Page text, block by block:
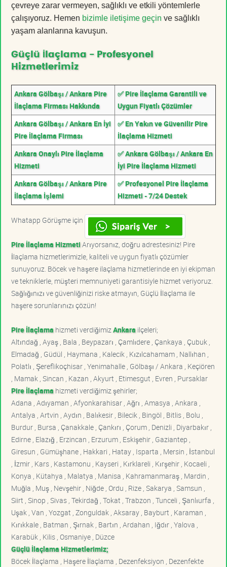
çevreye zarar vermeyen, sağlıklı ve etkili yöntemlerle
çalışıyoruz. Hemen bizimle iletişime geçin ve sağlıklı
yaşam alanlarına kavuşun.
Güçlü İlaçlama - Profesyonel
Hizmetlerimiz
Ankara Gölbaşı / Ankara Pire
İlaçlama Firması Hakkında
✅ Pire İlaçlama Garantili ve
Uygun Fiyatlı Çözümler
Ankara Gölbaşı / Ankara En İyi
Pire İlaçlama Firması
✅ En Yakın ve Güvenilir Pire
İlaçlama Hizmeti
Ankara Onaylı Pire İlaçlama
Hizmeti
✅ Ankara Gölbaşı / Ankara En
İyi Pire İlaçlama Hizmeti
Ankara Gölbaşı / Ankara Pire
İlaçlama İşlemi
✅ Profesyonel Pire İlaçlama
Hizmeti - 7/24 Destek
Whatapp Görüşme için
Pire İlaçlama HizmetiArıyorsanız, doğru adrestesiniz! Pire
İlaçlama hizmetlerimizle, kaliteli ve uygun fiyatlı çözümler
sunuyoruz. Böcek ve haşere ilaçlama hizmetlerinde en iyi ekipman
ve tekniklerle, müşteri memnuniyeti garantisiyle hizmet veriyoruz.
Sağlığınızı ve güvenliğinizi riske atmayın, Güçlü İlaçlama ile
haşere sorunlarınızı çözün!
Pire İlaçlama hizmeti verdiğimiz Ankara ilçeleri;
Altındağ , Ayaş , Bala , Beypazarı , Çamlıdere , Çankaya , Çubuk ,
Elmadağ , Güdül , Haymana , Kalecik , Kızılcahamam , Nallıhan ,
Polatlı , Şereflikoçhisar , Yenimahalle , Gölbaşı / Ankara , Keçiören
, Mamak , Sincan , Kazan , Akyurt , Etimesgut , Evren , Pursaklar
Pire İlaçlama hizmeti verdiğimiz şehirler;
Adana , Adıyaman , Afyonkarahisar , Ağrı , Amasya , Ankara ,
Antalya , Artvin , Aydın , Balıkesir , Bilecik , Bingöl , Bitlis , Bolu ,
Burdur , Bursa , Çanakkale , Çankırı , Çorum , Denizli , Diyarbakır ,
Edirne , Elazığ , Erzincan , Erzurum , Eskişehir , Gaziantep ,
Giresun , Gümüşhane , Hakkari , Hatay , Isparta , Mersin , İstanbul
, İzmir , Kars , Kastamonu , Kayseri , Kırklareli , Kırşehir , Kocaeli ,
Konya , Kütahya , Malatya , Manisa , Kahramanmaraş , Mardin ,
Muğla , Muş , Nevşehir , Niğde , Ordu , Rize , Sakarya , Samsun ,
Siirt , Sinop , Sivas , Tekirdağ , Tokat , Trabzon , Tunceli , Şanlıurfa ,
Uşak , Van , Yozgat , Zonguldak , Aksaray , Bayburt , Karaman ,
Kırıkkale , Batman , Şırnak , Bartın , Ardahan , Iğdır , Yalova ,
Karabük , Kilis , Osmaniye , Düzce
Güçlü İlaçlama Hizmetlerimiz;
Böcek İlaçlama , Haşere İlaçlama , Dezenfeksiyon , Dezenfekte